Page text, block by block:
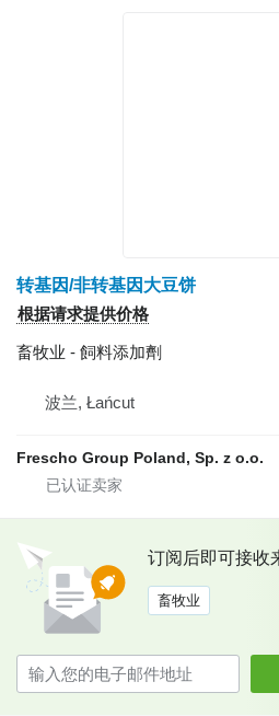
转基因/非转基因大豆饼
根据请求提供价格
畜牧业 - 飼料添加劑
波兰, Łańcut
Frescho Group Poland, Sp. z o.o.
订阅后即可接收
畜牧业